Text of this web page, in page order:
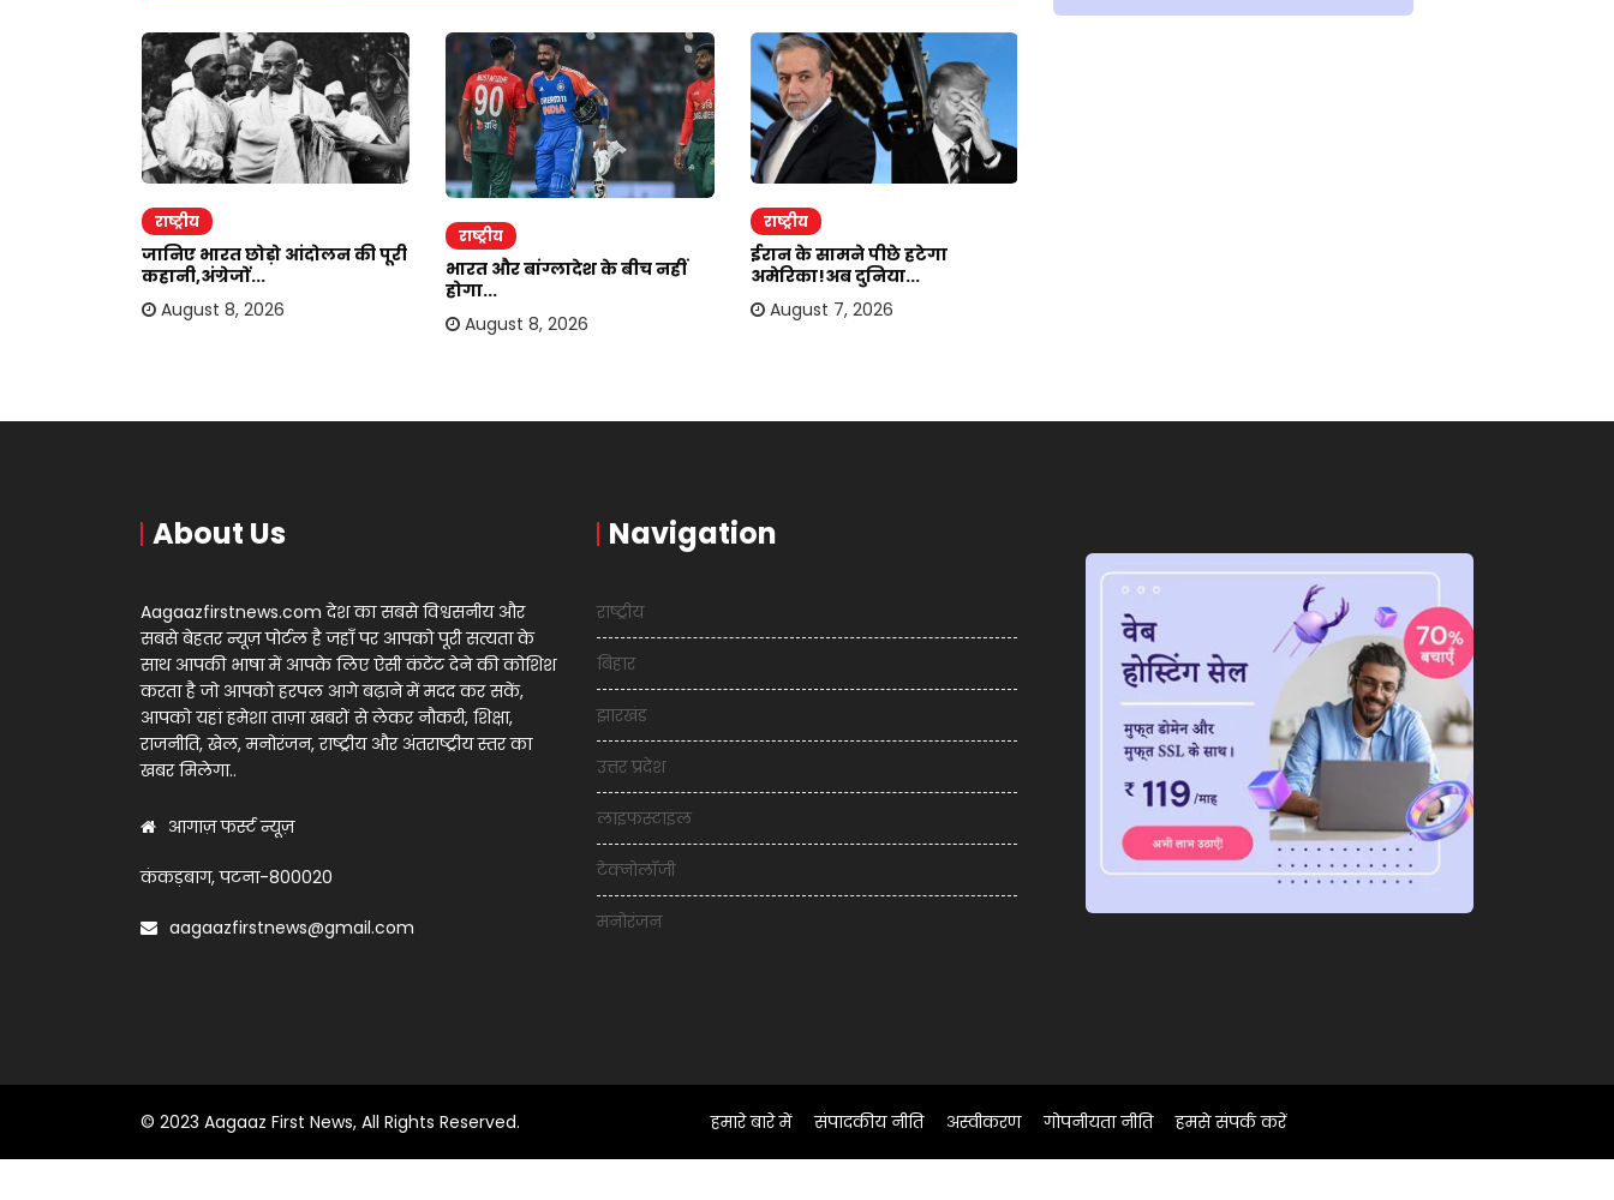
राष्ट्रीय
जानिए भारत छोड़ो आंदोलन की पूरी
कहानी,अंग्रेजों...
August 8, 2026
राष्ट्रीय
भारत और बांग्लादेश के बीच नहीं
होगा...
August 8, 2026
राष्ट्रीय
ईरान के सामने पीछे हटेगा
अमेरिका!अब दुनिया...
August 7, 2026
About Us
Aagaazfirstnews.com देश का सबसे विश्वसनीय और
सबसे बेहतर न्यूज़ पोर्टल है जहाँ पर आपको पूरी सत्यता के
साथ आपकी भाषा में आपके लिए ऐसी कंटेंट देने की कोशिश
करता है जो आपको हरपल आगे बढ़ाने में मदद कर सकें,
आपको यहां हमेशा ताज़ा खबरों से लेकर नौकरी, शिक्षा,
राजनीति, खेल, मनोरंजन, राष्ट्रीय और अंतराष्ट्रीय स्तर का
खबर मिलेगा..
आगाज़ फर्स्ट न्यूज़
कंकड़बाग, पटना-800020
aagaazfirstnews@gmail.com
Navigation
राष्ट्रीय
बिहार
झारखंड
उत्तर प्रदेश
लाइफस्टाइल
टेक्नोलॉजी
मनोरंजन
© 2023 Aagaaz First News, All Rights Reserved. हमारे बारे में संपादकीय नीति अस्वीकरण गोपनीयता नीति हमसे संपर्क करें